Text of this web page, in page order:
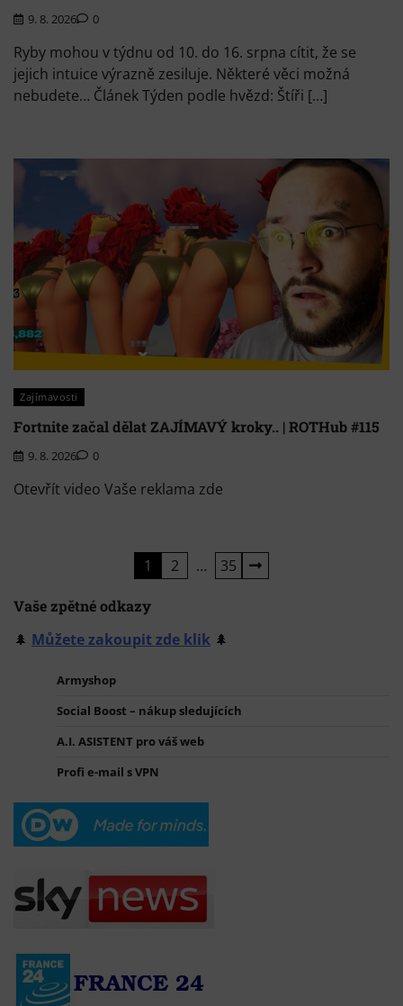
9. 8. 2026 0
Ryby mohou v týdnu od 10. do 16. srpna cítit, že se
jejich intuice výrazně zesiluje. Některé věci možná
nebudete… Článek Týden podle hvězd: Štíři […]
Zajímavosti
Fortnite začal dělat ZAJÍMAVÝ kroky.. | ROTHub #115
9. 8. 2026 0
Otevřít video Vaše reklama zde
příspěvků
1 2 … 35
Vaše zpětné odkazy
🌲 Můžete zakoupit zde klik 🌲
Armyshop
Social Boost – nákup sledujících
A.I. ASISTENT pro váš web
Profi e-mail s VPN